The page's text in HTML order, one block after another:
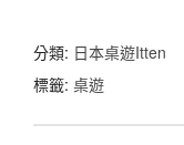
分類: 日本桌遊Itten
標籤: 桌遊